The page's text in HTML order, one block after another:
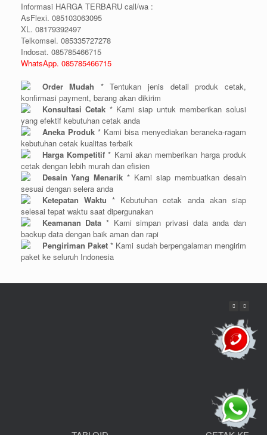
Informasi HARGA TERBARU call/wa :
AsFlexi. 085103063095
XL. 08179392497
Telkomsel. 085335727278
Indosat. 085785466715
WhatsApp. 085785466715
Order Mudah * Tentukan jenis detail produk cetak,
konfirmasi payment, barang akan dikirim
Konsultasi Cetak * Kami siap untuk memberikan solusi
yang efektif kebutuhan cetak anda
Aneka Produk * Kami bisa menyediakan beraneka-ragam
kebutuhan cetak kualitas terbaik
Harga Kompetitif* Kami akan memberikan harga produk
cetak dengan lebih murah dan efisien
Desain Yang Menarik * Kami siap membuatkan desain
sesuai dengan selera anda
Ketepatan Waktu * Kebutuhan cetak anda akan siap
selesai tepat waktu saat dipergunakan
Keamanan Data * Kami simpan privasi data anda dan
backup data dengan baik aman dan rapi
Pengiriman Paket* Kami sudah berpengalaman mengirim
paket ke seluruh Indonesia